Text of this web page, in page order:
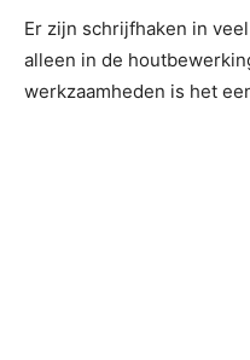
Er zijn schrijfhaken in
alleen in de
werkzaamheden is het